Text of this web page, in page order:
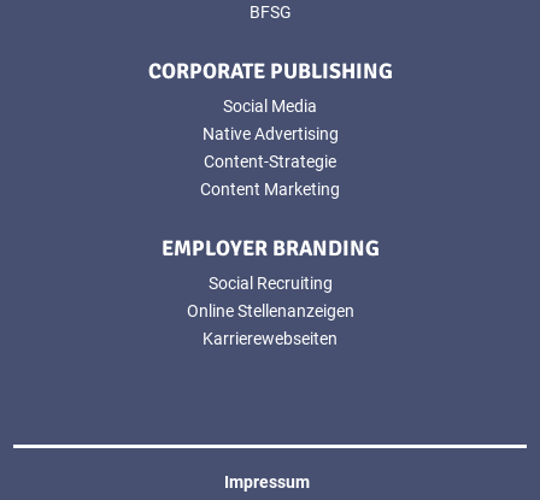
BFSG
CORPORATE PUBLISHING
Social Media
Native Advertising
Content-Strategie
Content Marketing
EMPLOYER BRANDING
Social Recruiting
Online Stellenanzeigen
Karrierewebseiten
Impressum